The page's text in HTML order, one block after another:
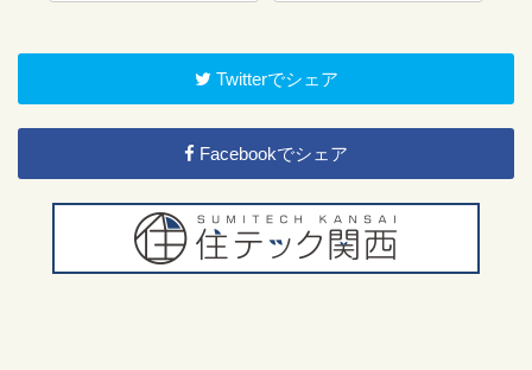
Twitterでシェア
Facebookでシェア